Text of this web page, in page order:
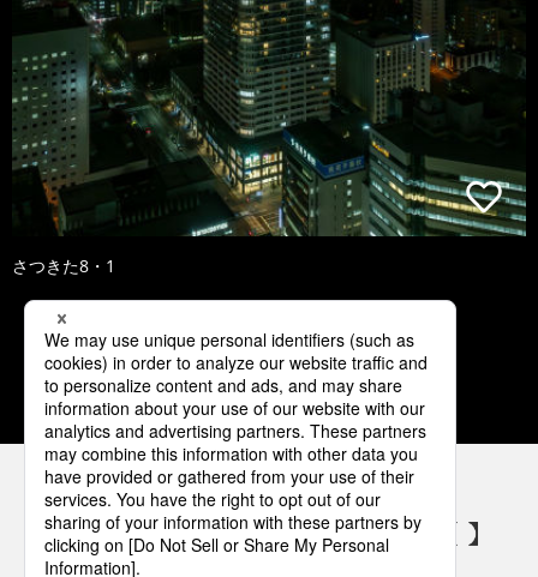
さつきた8・1
1 2 3 4 5
パナソニックの電気設備 SNSアカウント